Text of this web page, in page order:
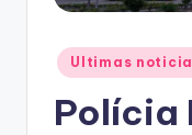
Posted
in
Ultimas
Polícia